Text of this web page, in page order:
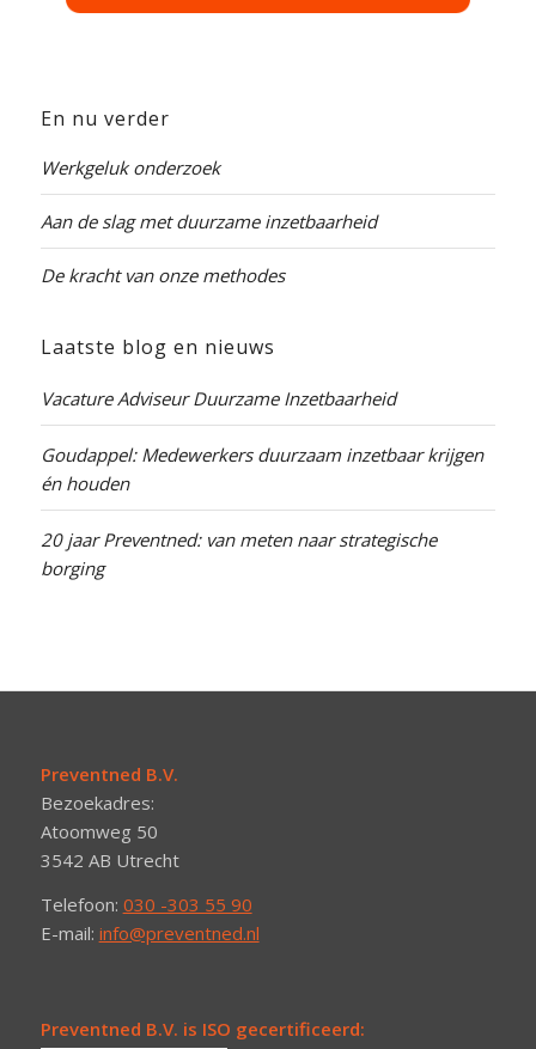
En nu verder
Werkgeluk onderzoek
Aan de slag met duurzame inzetbaarheid
De kracht van onze methodes
Laatste blog en nieuws
Vacature Adviseur Duurzame Inzetbaarheid
Goudappel: Medewerkers duurzaam inzetbaar krijgen
én houden
20 jaar Preventned: van meten naar strategische
borging
Preventned B.V.
Bezoekadres:
Atoomweg 50
3542 AB Utrecht
Telefoon: 030 -303 55 90
E-mail: info@preventned.nl
Preventned B.V. is ISO gecertificeerd: